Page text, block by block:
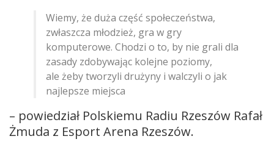
Wiemy, że duża część społeczeństwa,
zwłaszcza młodzież, gra w gry
komputerowe. Chodzi o to, by nie grali dla
zasady zdobywając kolejne poziomy,
ale żeby tworzyli drużyny i walczyli o jak
najlepsze miejsca
– powiedział Polskiemu Radiu Rzeszów Rafał
Żmuda z Esport Arena Rzeszów.